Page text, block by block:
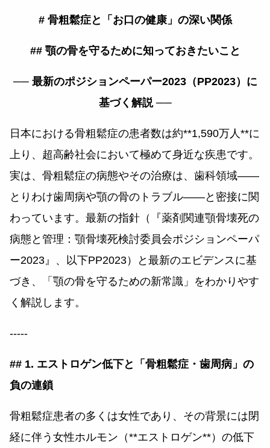
# 骨粗鬆症と「お口の健康」の深い関係
## 顎の骨を守るために知っておきたいこと
── 最新のポジションペーパー2023（PP2023）に
基づく解説 ──
日本における骨粗鬆症の患者数は約**1,590万人**に
上り、超高齢社会において極めて身近な疾患です。
実は、骨粗鬆症の病態やその治療は、歯科領域——
とりわけ歯周病や顎の骨のトラブル——と密接に関
わっています。最新の指針（『薬剤関連顎骨壊死の
病態と管理：顎骨壊死検討委員会ポジションペーパ
ー2023』、以下PP2023）と最新のエビデンスに基
づき、「顎の骨を守るための新常識」をわかりやす
く解説します。
-----
## 1. エストロゲン低下と「骨粗鬆症・歯周病」の
負の連鎖
骨粗鬆症患者の多くは女性であり、その背景には閉
経に伴う女性ホルモン（**エストロゲン**）の低下